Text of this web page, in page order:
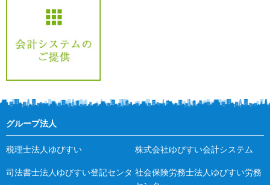
グループ法人
税理士法人ゆびすい 株式会社ゆびすい会計システム
司法書士法人ゆびすい登記センタ 社会保険労務士法人ゆびすい労務